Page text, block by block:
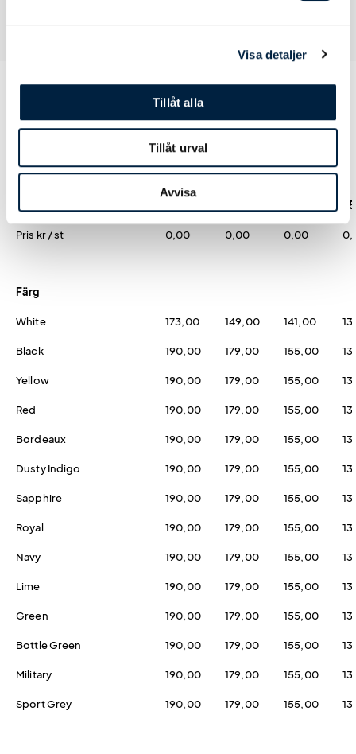
Visa detaljer
Tillåt alla
Tillåt urval
Avvisa
Prislista
Pris kr / st 0,00 0,00 0,00
Färg
White 173,00 149,00 141,00
Black 190,00 179,00 155,00
Yellow 190,00 179,00 155,00
Red 190,00 179,00 155,00
Bordeaux 190,00 179,00 155,00
Dusty Indigo 190,00 179,00 155,00
Sapphire 190,00 179,00 155,00
Royal 190,00 179,00 155,00
Navy 190,00 179,00 155,00
Lime 190,00 179,00 155,00
Green 190,00 179,00 155,00
Bottle Green 190,00 179,00 155,00
Military 190,00 179,00 155,00
Sport Grey 190,00 179,00 155,00